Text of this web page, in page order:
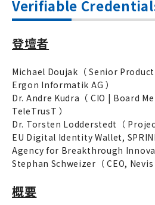
Verifiable
登壇者
Michael Doujak（ Senior
Ergon Informatik AG ）
Dr. Andre Kudra（ CIO | Board
TeleTrusT ）
Dr. Torsten Lodderstedt（
EU Digital Identity Wallet,
Agency for Breakthrough
Stephan Schweizer（ CEO, Nevis
概要